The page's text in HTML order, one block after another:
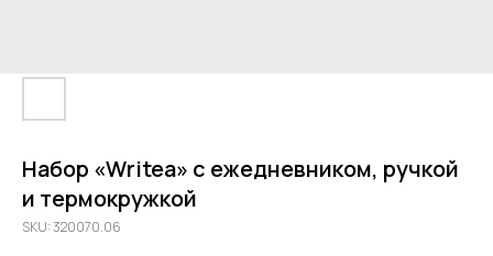
Набор «Writea» с ежедневником, ручкой
и термокружкой
SKU:320070.06